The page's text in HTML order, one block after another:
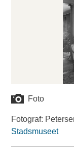
Foto
Fotograf:
Stadsmuseet